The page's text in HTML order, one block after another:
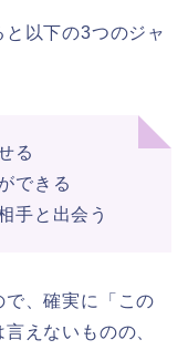
以下の3つのジャ
る
できる
手と出会う
、確実に「この
えないものの、